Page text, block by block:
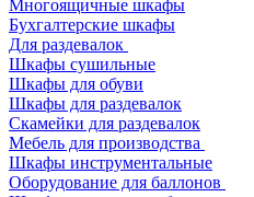
Многоящичные шкафы
Бухгалтерские шкафы
Для раздевалок
Шкафы сушильные
Шкафы для обуви
Шкафы для раздевалок
Скамейки для раздевалок
Мебель для производства
Шкафы инструментальные
Оборудование для баллонов